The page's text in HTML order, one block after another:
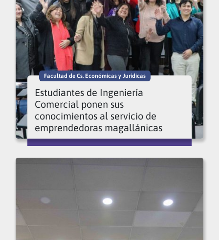
Facultad de Cs. Económicas y Jurídicas
Estudiantes de Ingeniería
Comercial ponen sus
conocimientos al servicio de
emprendedoras magallánicas